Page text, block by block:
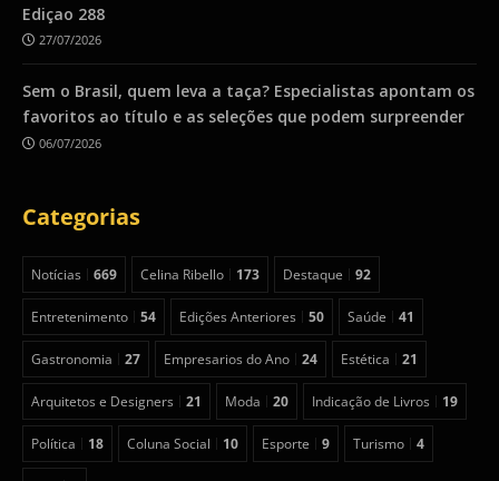
Ediçao 288
27/07/2026
Sem o Brasil, quem leva a taça? Especialistas apontam os
favoritos ao título e as seleções que podem surpreender
06/07/2026
Categorias
Notícias 669 Celina Ribello 173 Destaque 92
Entretenimento 54 Edições Anteriores 50 Saúde 41
Gastronomia 27 Empresarios do Ano 24 Estética 21
Arquitetos e Designers 21 Moda 20 Indicação de Livros 19
Política 18 Coluna Social 10 Esporte 9 Turismo 4